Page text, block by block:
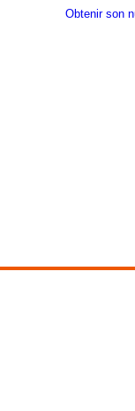
Obtenir son